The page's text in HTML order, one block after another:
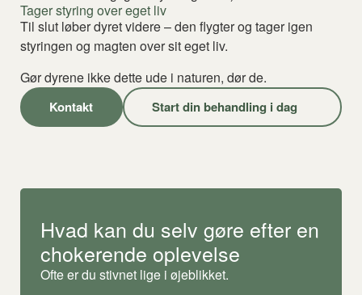
Tager styring over eget liv
Til slut løber dyret videre – den flygter og tager igen
styringen og magten over sit eget liv.
Gør dyrene ikke dette ude i naturen, dør de.
Kontakt Start din behandling i dag
Hvad kan du selv gøre efter en
chokerende oplevelse
Ofte er du stivnet lige i øjeblikket.